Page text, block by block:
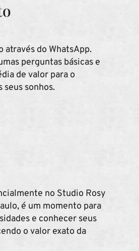
através do WhatsApp.
perguntas básicas e
de valor para o
seus sonhos.
no Studio Rosy
é um momento para
e conhecer seus
o valor exato da